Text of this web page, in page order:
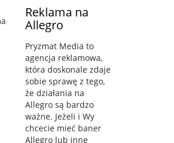
Reklama na
Allegro
Pryzmat Media to
agencja reklamowa,
która doskonale zdaje
sobie sprawę z tego,
że działania na
Allegro są bardzo
ważne. Jeżeli i Wy
chcecie mieć baner
Allegro lub inne